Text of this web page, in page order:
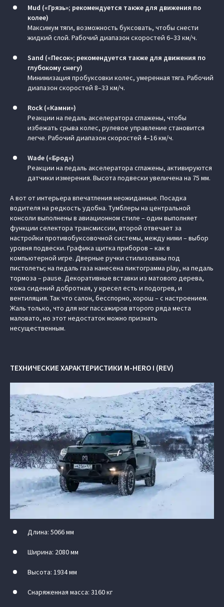
Mud («Грязь»; рекомендуется также для движения по
колее)
Максимум тяги, возможность буксовать, чтобы снести
жидкий слой. Рабочий диапазон скоростей 6–33 км/ч.
Sand («Песок»; рекомендуется также для движения по
глубокому снегу)
Минимизация пробуксовки колес, умеренная тяга. Рабочий
диапазон скоростей 8–33 км/ч.
Rock («Камни»)
Реакции на педаль акселератора сглажены, чтобы
избежать срыва колес, рулевое управление становится
легче. Рабочий диапазон скоростей 4–16 км/ч.
Wade («Брод»)
Реакции на педаль акселератора сглажены, активируются
датчики измерения. Высота подвески увеличена на 75 мм.
А вот от интерьера впечатления неожиданные. Посадка
водителя на редкость удобна. Тумблеры на центральной
консоли выполнены в авиационном стиле – один выполняет
функции селектора трансмиссии, второй отвечает за
настройки противобуксовочной системы, между ними – выбор
уровня подвески. Графика щитка приборов – как в
компьютерной игре. Дверные ручки стилизованы под
пистолеты; на педаль газа нанесена пиктограмма play, на педаль
тормоза – pause. Декоративные вставки из матового дерева,
кожа сидений добротная, у кресел есть и подогрев, и
вентиляция. Так что салон, бесспорно, хорош – с настроением.
Жаль только, что для ног пассажиров второго ряда места
маловато, но этот недостаток можно признать
несущественным.
ТЕХНИЧЕСКИЕ ХАРАКТЕРИСТИКИ M-HERO I (REV)
Длина: 5066 мм
Ширина: 2080 мм
Высота: 1934 мм
Снаряженная масса: 3160 кг